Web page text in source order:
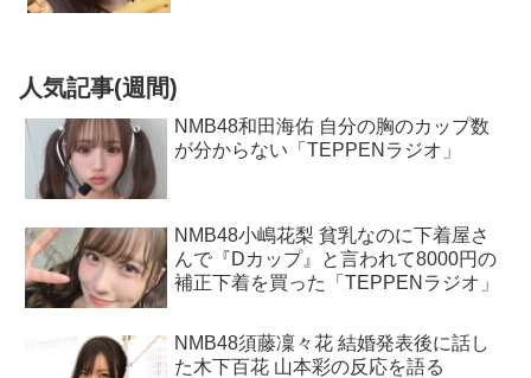
人気記事(週間)
NMB48和田海佑 自分の胸のカップ数
が分からない「TEPPENラジオ」
NMB48小嶋花梨 貧乳なのに下着屋さ
んで『Dカップ』と言われて8000円の
補正下着を買った「TEPPENラジオ」
NMB48須藤凜々花 結婚発表後に話し
た木下百花 山本彩の反応を語る